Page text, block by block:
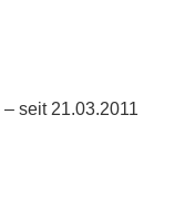
seit 21.03.2011